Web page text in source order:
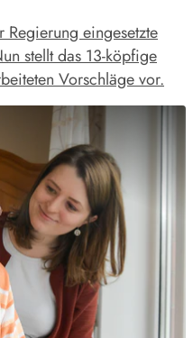
eingesetzte
stellt das 13-köpfige
Vorschläge vor.